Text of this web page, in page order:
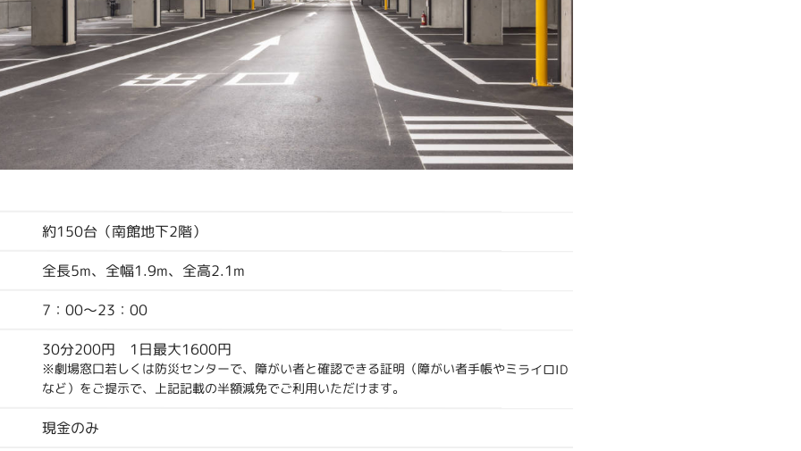
約150台（南館地下2階）
全長5m、全幅1.9m、全高2.1m
7：00～23：00
30分200円 1日最大1600円
※劇場窓口若しくは防災センターで、障がい者と確認できる証明（障がい者手帳やミライロID
など）をご提示で、上記記載の半額減免でご利用いただけます。
現金のみ